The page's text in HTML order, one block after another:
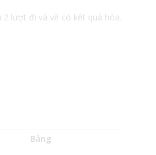
lượt đi và về có kết quả hòa.
Bảng